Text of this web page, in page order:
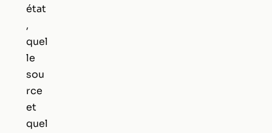
état
,
quel
le
sou
rce
et
quel